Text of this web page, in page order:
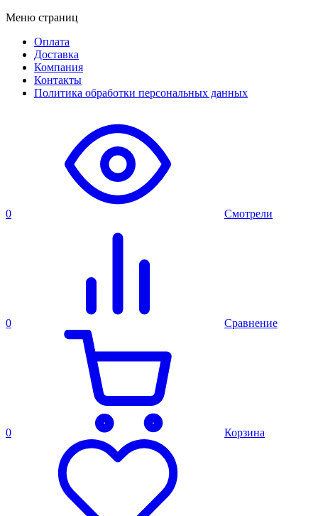
Меню страниц
Оплата
Доставка
Компания
Контакты
Политика обработки персональных данных
0 Смотрели
0 Сравнение
0 Корзина